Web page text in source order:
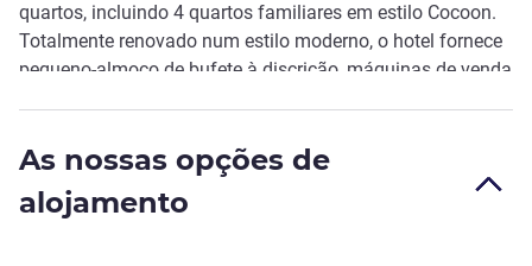
Descrição
quartos, incluindo 4 quartos familiares em estilo Cocoon.
Totalmente renovado num estilo moderno, o hotel fornece
pequeno-almoço de bufete à discrição, máquinas de venda
Lille e do aeroporto Lille Lesquin, e a 3 min. de elétrico das
estações de comboio Lille Flandres e Lille Europe, o hotel é
ideal para viagens em negócios e turísticas.
As nossas opções de
alojamento